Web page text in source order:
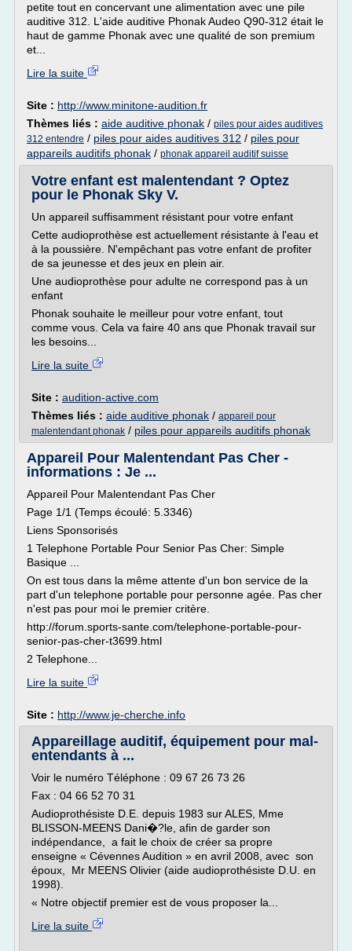
petite tout en concervant une alimentation avec une pile
auditive 312. L'aide auditive Phonak Audeo Q90-312 était le
haut de gamme Phonak avec une qualité de son premium
et...
Lire la suite
Site : http://www.minitone-audition.fr
Thèmes liés : aide auditive phonak / piles pour aides auditives
312 entendre / piles pour aides auditives 312 / piles pour
appareils auditifs phonak / phonak appareil auditif suisse
Votre enfant est malentendant ? Optez
pour le Phonak Sky V.
Un appareil suffisamment résistant pour votre enfant
Cette audioprothèse est actuellement résistante à l'eau et
à la poussière. N'empêchant pas votre enfant de profiter
de sa jeunesse et des jeux en plein air.
Une audioprothèse pour adulte ne correspond pas à un
enfant
Phonak souhaite le meilleur pour votre enfant, tout
comme vous. Cela va faire 40 ans que Phonak travail sur
les besoins...
Lire la suite
Site : audition-active.com
Thèmes liés : aide auditive phonak / appareil pour
malentendant phonak / piles pour appareils auditifs phonak
Appareil Pour Malentendant Pas Cher -
informations : Je ...
Appareil Pour Malentendant Pas Cher
Page 1/1 (Temps écoulé: 5.3346)
Liens Sponsorisés
1 Telephone Portable Pour Senior Pas Cher: Simple
Basique ...
On est tous dans la même attente d'un bon service de la
part d'un telephone portable pour personne agée. Pas cher
n'est pas pour moi le premier critère.
http://forum.sports-sante.com/telephone-portable-pour-
senior-pas-cher-t3699.html
2 Telephone...
Lire la suite
Site : http://www.je-cherche.info
Appareillage auditif, équipement pour mal-
entendants à ...
Voir le numéro Téléphone : 09 67 26 73 26
Fax : 04 66 52 70 31
Audioprothésiste D.E. depuis 1983 sur ALES, Mme
BLISSON-MEENS Dani�?le, afin de garder son
indépendance, a fait le choix de créer sa propre
enseigne « Cévennes Audition » en avril 2008, avec son
époux, Mr MEENS Olivier (aide audioprothésiste D.U. en
1998).
« Notre objectif premier est de vous proposer la...
Lire la suite